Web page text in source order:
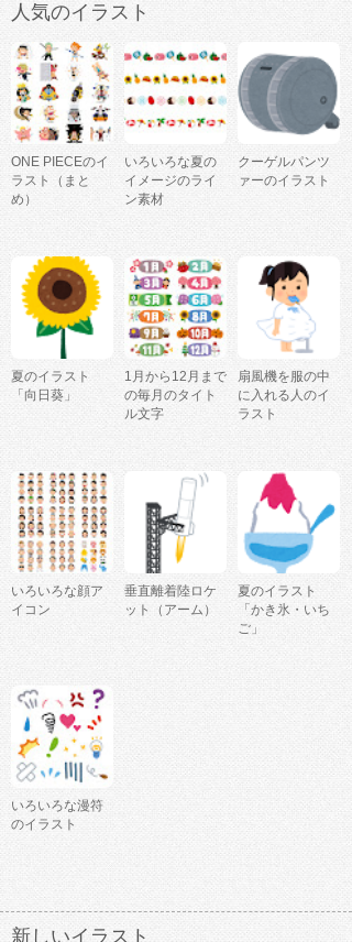
人気のイラスト
ONE PIECEのイ
ラスト（まと
め）
いろいろな夏の
イメージのライ
ン素材
クーゲルパンツ
ァーのイラスト
夏のイラスト
「向日葵」
1月から12月まで
の毎月のタイト
ル文字
扇風機を服の中
に入れる人のイ
ラスト
いろいろな顔ア
イコン
垂直離着陸ロケ
ット（アーム）
夏のイラスト
「かき氷・いち
ご」
いろいろな漫符
のイラスト
新しいイラスト